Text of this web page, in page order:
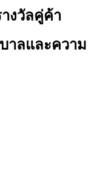
งวัลคู่ค้า
าลและความ